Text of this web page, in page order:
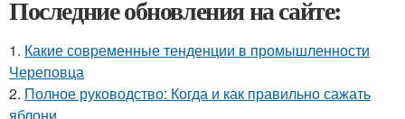
Последние обновления на сайте:
1. Какие современные тенденции в промышленности
Череповца
2. Полное руководство: Когда и как правильно сажать